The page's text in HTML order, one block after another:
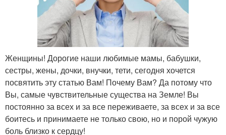
Женщины! Дорогие наши любимые мамы, бабушки,
сестры, жены, дочки, внучки, тети, сегодня хочется
посвятить эту статью Вам! Почему Вам? Да потому что
Вы, самые чувствительные существа на Земле! Вы
постоянно за всех и за все переживаете, за всех и за все
боитесь и принимаете не только свою, но и порой чужую
боль близко к сердцу!